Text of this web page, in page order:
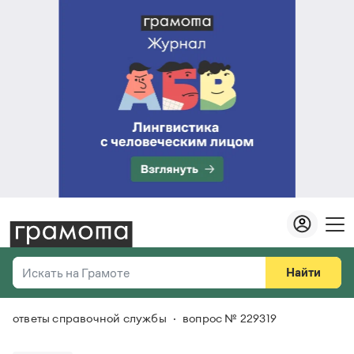
Искать на Грамоте
Справочная служба
Найти
Везде
ответы справочной службы вопрос № 229319